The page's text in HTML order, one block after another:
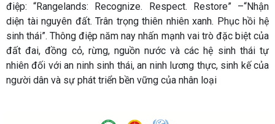
điệp: “Rangelands: Recognize. Respect. Restore” –“Nhận
diện tài nguyên đất. Trân trọng thiên nhiên xanh. Phục hồi hệ
sinh thái”. Thông điệp năm nay nhấn mạnh vai trò đặc biệt của
đất đai, đồng cỏ, rừng, nguồn nước và các hệ sinh thái tự
nhiên đối với an ninh sinh thái, an ninh lương thực, sinh kế của
người dân và sự phát triển bền vững của nhân loại